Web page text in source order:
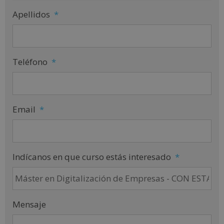
Apellidos *
Teléfono *
Email *
Indícanos en que curso estás interesado *
Mensaje